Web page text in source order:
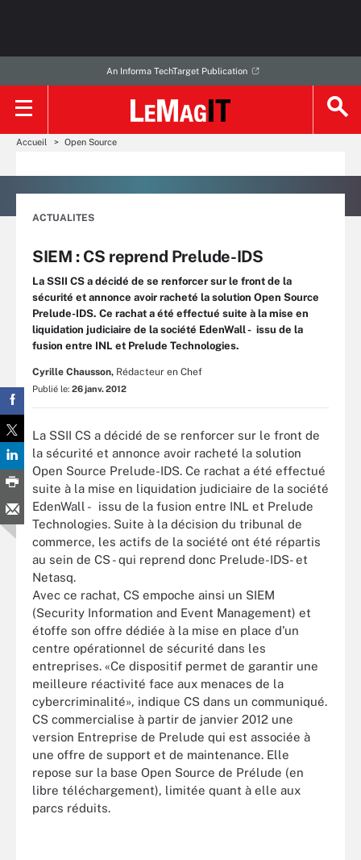
An Informa TechTarget Publication
Accueil Open Source
ACTUALITES
SIEM : CS reprend Prelude-IDS
La SSII CS a décidé de se renforcer sur le front de la
sécurité et annonce avoir racheté la solution Open Source
Prelude-IDS. Ce rachat a été effectué suite à la mise en
liquidation judiciaire de la société EdenWall - issu de la
fusion entre INL et Prelude Technologies.
Cyrille Chausson, Rédacteur en Chef
Publié le: 26 janv. 2012
La SSII CS a décidé de se renforcer sur le front de
la sécurité et annonce avoir racheté la solution
Open Source Prelude-IDS. Ce rachat a été effectué
suite à la mise en liquidation judiciaire de la société
EdenWall - issu de la fusion entre INL et Prelude
Technologies. Suite à la décision du tribunal de
commerce, les actifs de la société ont été répartis
au sein de CS - qui reprend donc Prelude-IDS- et
Netasq.
Avec ce rachat, CS empoche ainsi un SIEM
(Security Information and Event Management) et
étoffe son offre dédiée à la mise en place d’un
centre opérationnel de sécurité dans les
entreprises. «Ce dispositif permet de garantir une
meilleure réactivité face aux menaces de la
cybercriminalité», indique CS dans un communiqué.
CS commercialise à partir de janvier 2012 une
version Entreprise de Prelude qui est associée à
une offre de support et de maintenance. Elle
repose sur la base Open Source de Prélude (en
libre téléchargement), limitée quant à elle aux
parcs réduits.